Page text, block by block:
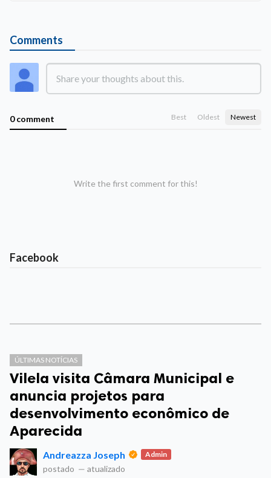
Comments
0 comment Best Oldest Newest
Write the first comment for this!
Facebook
ÚLTIMAS NOTÍCIAS
Vilela visita Câmara Municipal e
anuncia projetos para
desenvolvimento econômico de
Aparecida
Andreazza Joseph Admin
postado — atualizado